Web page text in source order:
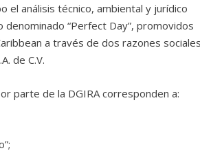
el análisis técnico, ambiental y jurídico
“Perfect Day”, promovidos
a través de dos razones
de C.V.
parte de la DGIRA corresponden a: